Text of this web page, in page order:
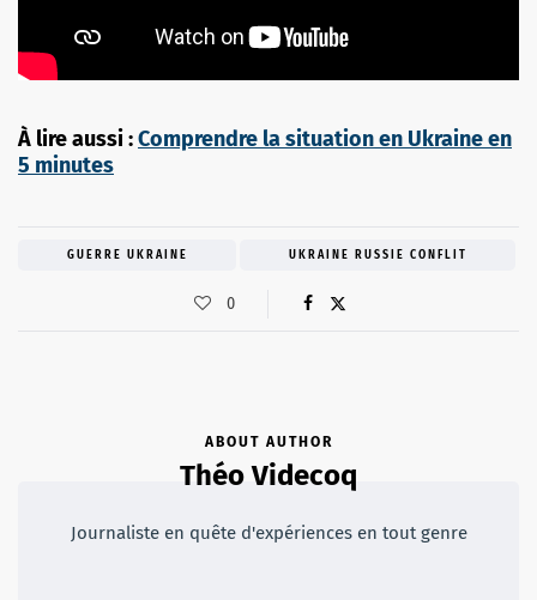
À lire aussi :Comprendre la situation en Ukraine en
5 minutes
GUERRE UKRAINE UKRAINE RUSSIE CONFLIT
0
ABOUT AUTHOR
Théo Videcoq
Journaliste en quête d'expériences en tout genre